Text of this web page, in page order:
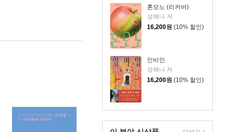
혼모노 (리커버)
성해나 저
16,200원 (10% 할인)
인비인
성해나 저
16,200원 (10% 할인)